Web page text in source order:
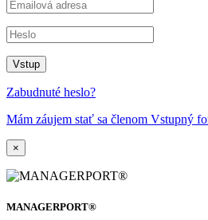
Zabudnuté heslo?
Mám záujem stať sa členom Vstupný
×
MANAGERPORT®